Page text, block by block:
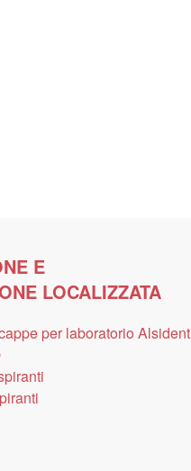
E
LOCALIZZATA
per laboratorio Alsident